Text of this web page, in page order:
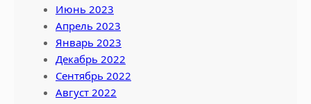
Июнь 2023
Апрель 2023
Январь 2023
Декабрь 2022
Сентябрь 2022
Август 2022